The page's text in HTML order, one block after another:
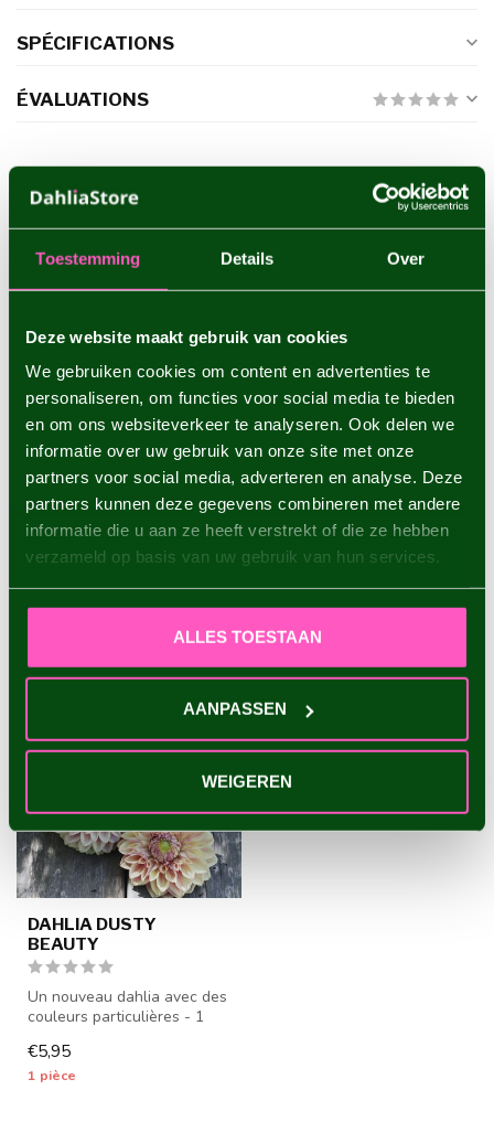
Toestemming Details Over
Deze website maakt gebruik van cookies
We gebruiken cookies om content en advertenties te
personaliseren, om functies voor social media te bieden
en om ons websiteverkeer te analyseren. Ook delen we
informatie over uw gebruik van onze site met onze
partners voor social media, adverteren en analyse. Deze
partners kunnen deze gegevens combineren met andere
informatie die u aan ze heeft verstrekt of die ze hebben
verzameld op basis van uw gebruik van hun services.
ALLES TOESTAAN
AANPASSEN
WEIGEREN
SPÉCIFICATIONS
ÉVALUATIONS
Dahlia Babylon Brons €4,95
Dahlia Belle of Barmera €4,95
Dahlia Wizard of Oz €4,95
VU(S) RÉCEMMENT
DAHLIA DUSTY
BEAUTY
Un nouveau dahlia avec des
couleurs particulières - 1
€5,95
1 pièce